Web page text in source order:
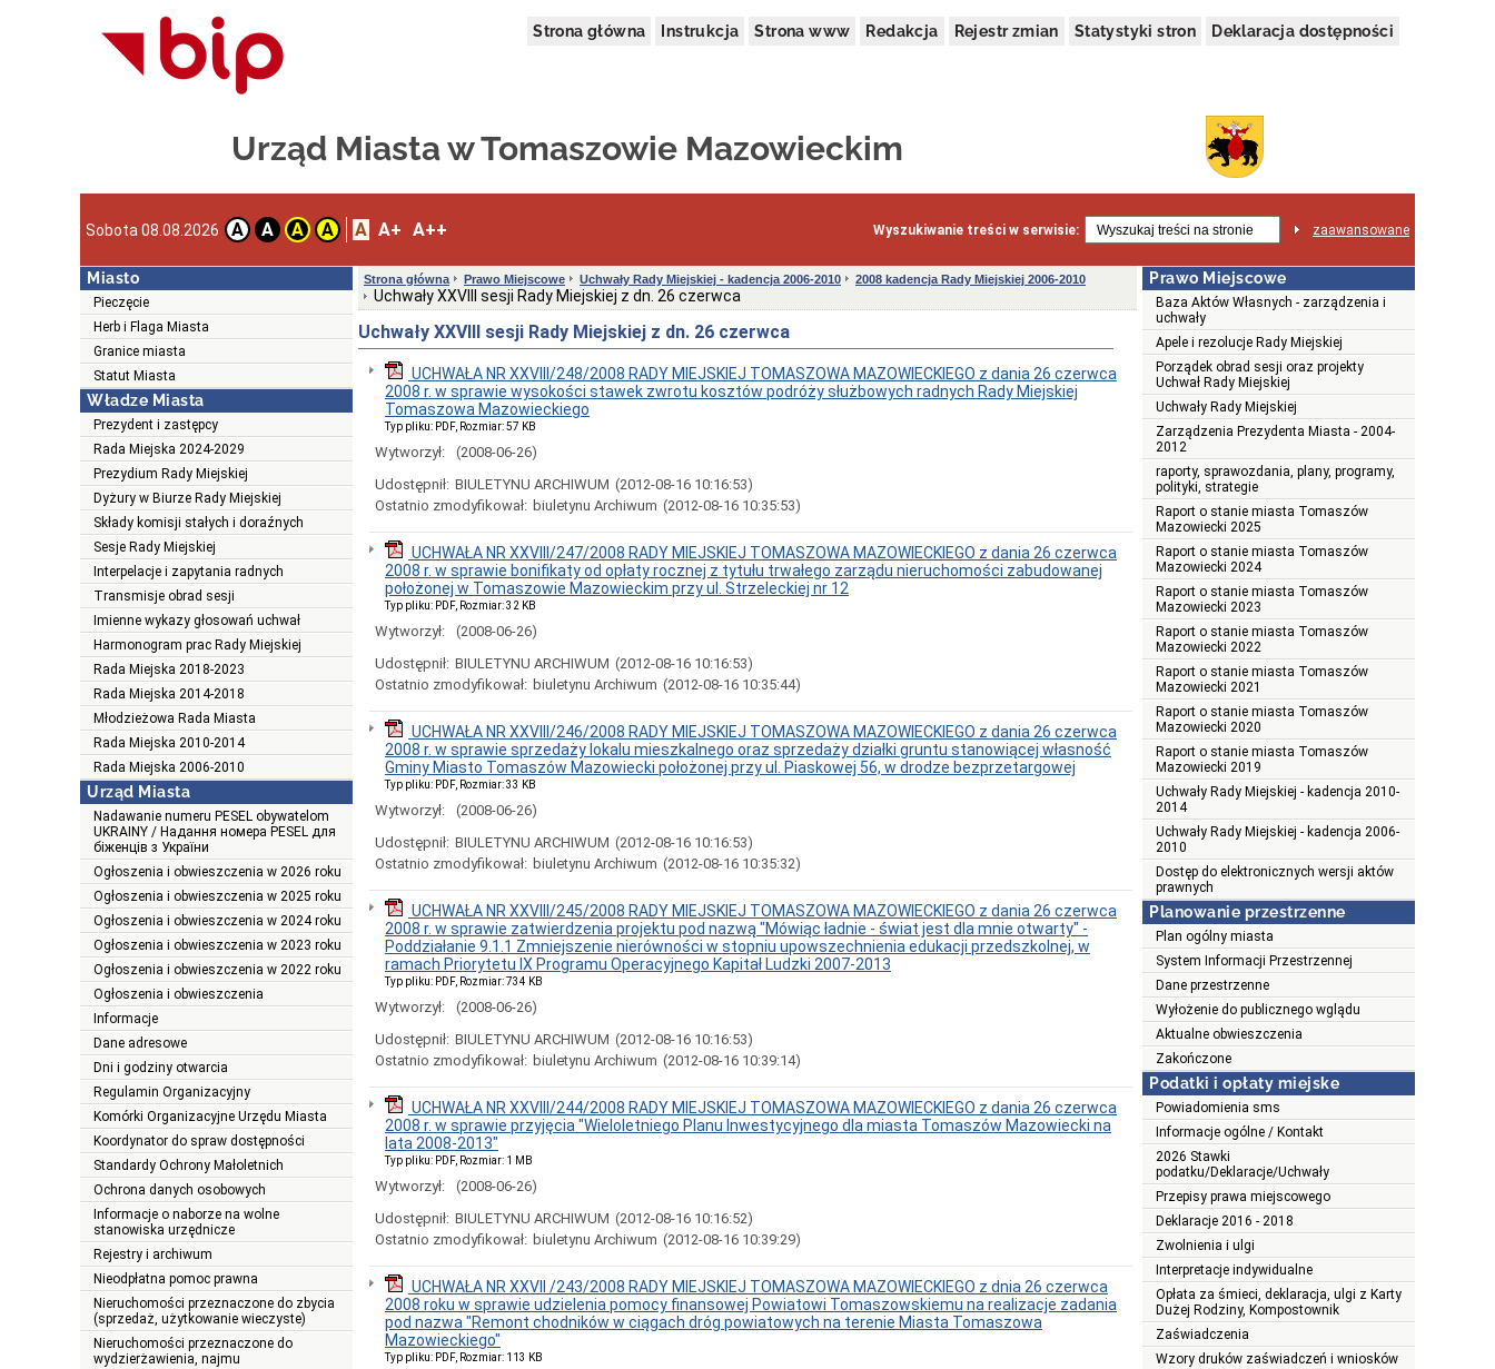
Strona główna Instrukcja Strona www Redakcja Rejestr zmian Statystyki stron Deklaracja dostępności
Urząd Miasta w Tomaszowie Mazowieckim
Sobota 08.08.2026 A A A A A A+ A++ Wyszukiwanie treści w serwisie: zaawansowane
Miasto
Pieczęcie
Herb i Flaga Miasta
Granice miasta
Statut Miasta
Władze Miasta
Prezydent i zastępcy
Rada Miejska 2024-2029
Prezydium Rady Miejskiej
Dyżury w Biurze Rady Miejskiej
Składy komisji stałych i doraźnych
Sesje Rady Miejskiej
Interpelacje i zapytania radnych
Transmisje obrad sesji
Imienne wykazy głosowań uchwał
Harmonogram prac Rady Miejskiej
Rada Miejska 2018-2023
Rada Miejska 2014-2018
Młodzieżowa Rada Miasta
Rada Miejska 2010-2014
Rada Miejska 2006-2010
Urząd Miasta
Nadawanie numeru PESEL obywatelom
UKRAINY / Надання номера PESEL для
біженців з України
Ogłoszenia i obwieszczenia w 2026 roku
Ogłoszenia i obwieszczenia w 2025 roku
Ogłoszenia i obwieszczenia w 2024 roku
Ogłoszenia i obwieszczenia w 2023 roku
Ogłoszenia i obwieszczenia w 2022 roku
Ogłoszenia i obwieszczenia
Informacje
Dane adresowe
Dni i godziny otwarcia
Regulamin Organizacyjny
Komórki Organizacyjne Urzędu Miasta
Koordynator do spraw dostępności
Standardy Ochrony Małoletnich
Ochrona danych osobowych
Informacje o naborze na wolne
stanowiska urzędnicze
Rejestry i archiwum
Nieodpłatna pomoc prawna
Nieruchomości przeznaczone do zbycia
(sprzedaż, użytkowanie wieczyste)
Nieruchomości przeznaczone do
wydzierżawienia, najmu
Strona główna Prawo Miejscowe Uchwały Rady Miejskiej - kadencja 2006-2010 2008 kadencja Rady Miejskiej 2006-2010
Uchwały XXVIII sesji Rady Miejskiej z dn. 26 czerwca
Uchwały XXVIII sesji Rady Miejskiej z dn. 26 czerwca
UCHWAŁA NR XXVIII/248/2008 RADY MIEJSKIEJ TOMASZOWA MAZOWIECKIEGO z dania 26 czerwca
2008 r. w sprawie wysokości stawek zwrotu kosztów podróży służbowych radnych Rady Miejskiej
Tomaszowa Mazowieckiego
Typ pliku: PDF, Rozmiar: 57 KB
Wytworzył:
(2008-06-26)
Udostępnił: BIULETYNU ARCHIWUM (2012-08-16 10:16:53)
Ostatnio zmodyfikował: biuletynu Archiwum (2012-08-16 10:35:53)
UCHWAŁA NR XXVIII/247/2008 RADY MIEJSKIEJ TOMASZOWA MAZOWIECKIEGO z dania 26 czerwca
2008 r. w sprawie bonifikaty od opłaty rocznej z tytułu trwałego zarządu nieruchomości zabudowanej
położonej w Tomaszowie Mazowieckim przy ul. Strzeleckiej nr 12
Typ pliku: PDF, Rozmiar: 32 KB
Wytworzył:
(2008-06-26)
Udostępnił: BIULETYNU ARCHIWUM (2012-08-16 10:16:53)
Ostatnio zmodyfikował: biuletynu Archiwum (2012-08-16 10:35:44)
UCHWAŁA NR XXVIII/246/2008 RADY MIEJSKIEJ TOMASZOWA MAZOWIECKIEGO z dania 26 czerwca
2008 r. w sprawie sprzedaży lokalu mieszkalnego oraz sprzedaży działki gruntu stanowiącej własność
Gminy Miasto Tomaszów Mazowiecki położonej przy ul. Piaskowej 56, w drodze bezprzetargowej
Typ pliku: PDF, Rozmiar: 33 KB
Wytworzył:
(2008-06-26)
Udostępnił: BIULETYNU ARCHIWUM (2012-08-16 10:16:53)
Ostatnio zmodyfikował: biuletynu Archiwum (2012-08-16 10:35:32)
UCHWAŁA NR XXVIII/245/2008 RADY MIEJSKIEJ TOMASZOWA MAZOWIECKIEGO z dania 26 czerwca
2008 r. w sprawie zatwierdzenia projektu pod nazwą "Mówiąc ładnie - świat jest dla mnie otwarty" -
Poddziałanie 9.1.1 Zmniejszenie nierówności w stopniu upowszechnienia edukacji przedszkolnej, w
ramach Priorytetu IX Programu Operacyjnego Kapitał Ludzki 2007-2013
Typ pliku: PDF, Rozmiar: 734 KB
Wytworzył:
(2008-06-26)
Udostępnił: BIULETYNU ARCHIWUM (2012-08-16 10:16:53)
Ostatnio zmodyfikował: biuletynu Archiwum (2012-08-16 10:39:14)
UCHWAŁA NR XXVIII/244/2008 RADY MIEJSKIEJ TOMASZOWA MAZOWIECKIEGO z dania 26 czerwca
2008 r. w sprawie przyjęcia "Wieloletniego Planu Inwestycyjnego dla miasta Tomaszów Mazowiecki na
lata 2008-2013"
Typ pliku: PDF, Rozmiar: 1 MB
Wytworzył:
(2008-06-26)
Udostępnił: BIULETYNU ARCHIWUM (2012-08-16 10:16:52)
Ostatnio zmodyfikował: biuletynu Archiwum (2012-08-16 10:39:29)
UCHWAŁA NR XXVII /243/2008 RADY MIEJSKIEJ TOMASZOWA MAZOWIECKIEGO z dnia 26 czerwca
2008 roku w sprawie udzielenia pomocy finansowej Powiatowi Tomaszowskiemu na realizacje zadania
pod nazwa "Remont chodników w ciągach dróg powiatowych na terenie Miasta Tomaszowa
Mazowieckiego"
Typ pliku: PDF, Rozmiar: 113 KB
Prawo Miejscowe
Baza Aktów Własnych - zarządzenia i
uchwały
Apele i rezolucje Rady Miejskiej
Porządek obrad sesji oraz projekty
Uchwał Rady Miejskiej
Uchwały Rady Miejskiej
Zarządzenia Prezydenta Miasta - 2004-
2012
raporty, sprawozdania, plany, programy,
polityki, strategie
Raport o stanie miasta Tomaszów
Mazowiecki 2025
Raport o stanie miasta Tomaszów
Mazowiecki 2024
Raport o stanie miasta Tomaszów
Mazowiecki 2023
Raport o stanie miasta Tomaszów
Mazowiecki 2022
Raport o stanie miasta Tomaszów
Mazowiecki 2021
Raport o stanie miasta Tomaszów
Mazowiecki 2020
Raport o stanie miasta Tomaszów
Mazowiecki 2019
Uchwały Rady Miejskiej - kadencja 2010-
2014
Uchwały Rady Miejskiej - kadencja 2006-
2010
Dostęp do elektronicznych wersji aktów
prawnych
Planowanie przestrzenne
Plan ogólny miasta
System Informacji Przestrzennej
Dane przestrzenne
Wyłożenie do publicznego wglądu
Aktualne obwieszczenia
Zakończone
Podatki i opłaty miejske
Powiadomienia sms
Informacje ogólne / Kontakt
2026 Stawki
podatku/Deklaracje/Uchwały
Przepisy prawa miejscowego
Deklaracje 2016 - 2018
Zwolnienia i ulgi
Interpretacje indywidualne
Opłata za śmieci, deklaracja, ulgi z Karty
Dużej Rodziny, Kompostownik
Zaświadczenia
Wzory druków zaświadczeń i wniosków